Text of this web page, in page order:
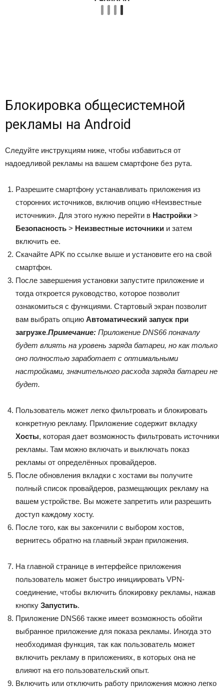
Блокировка общесистемной
рекламы на Android
Следуйте инструкциям ниже, чтобы избавиться от
надоедливой рекламы на вашем смартфоне без рута.
Разрешите смартфону устанавливать приложения из
сторонних источников, включив опцию «Неизвестные
источники». Для этого нужно перейти в Настройки >
Безопасность > Неизвестные источники и затем
включить ее.
Скачайте APK по ссылке выше и установите его на свой
смартфон.
После завершения установки запустите приложение и
тогда откроется руководство, которое позволит
ознакомиться с функциями. Стартовый экран позволит
вам выбрать опцию Автоматический запуск при
загрузке.Примечание: Приложение DNS66 поначалу
будет влиять на уровень заряда батареи, но как только
оно полностью заработает с оптимальными
настройками, значительного расхода заряда батареи не
будет.
Пользователь может легко фильтровать и блокировать
конкретную рекламу. Приложение содержит вкладку
Хосты, которая дает возможность фильтровать источники
рекламы. Там можно включать и выключать показ
рекламы от определённых провайдеров.
После обновления вкладки с хостами вы получите
полный список провайдеров, размещающих рекламу на
вашем устройстве. Вы можете запретить или разрешить
доступ каждому хосту.
После того, как вы закончили с выбором хостов,
вернитесь обратно на главный экран приложения.
На главной странице в интерфейсе приложения
пользователь может быстро инициировать VPN-
соединение, чтобы включить блокировку рекламы, нажав
кнопку Запустить.
Приложение DNS66 также имеет возможность обойти
выбранное приложение для показа рекламы. Иногда это
необходимая функция, так как пользователь может
включить рекламу в приложениях, в которых она не
влияют на его пользовательский опыт.
Включить или отключить работу приложения можно легко